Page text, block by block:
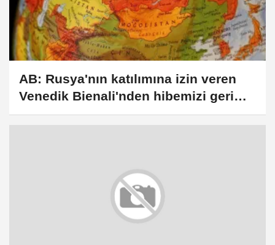
AB: Rusya'nın katılımına izin veren
Venedik Bienali'nden hibemizi geri
çekme niyetindeyiz